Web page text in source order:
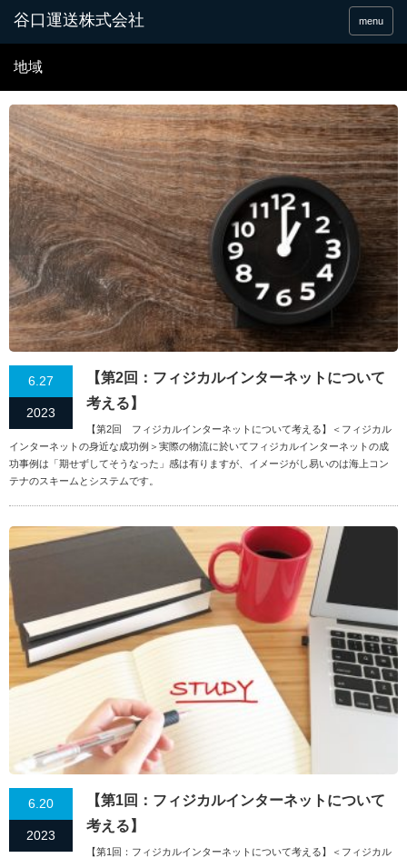
谷口運送株式会社 menu
地域
6.27
2023
【第2回：フィジカルインターネットについて
考える】
【第2回 フィジカルインターネットについて考える】＜フィジカル
インターネットの身近な成功例＞実際の物流に於いてフィジカルインターネットの成
功事例は「期せずしてそうなった」感は有りますが、イメージがし易いのは海上コン
テナのスキームとシステムです。
6.20
2023
【第1回：フィジカルインターネットについて
考える】
【第1回：フィジカルインターネットについて考える】＜フィジカル